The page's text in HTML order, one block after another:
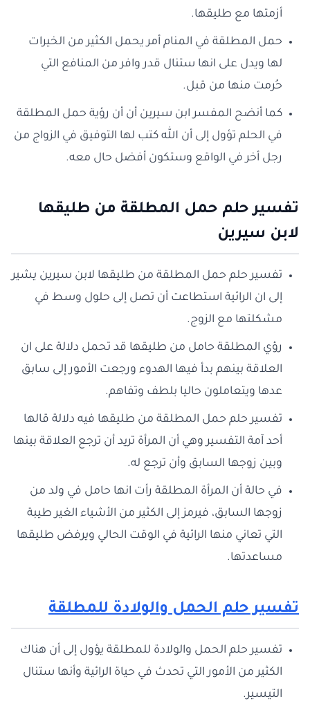
أزمتها مع طليقها.
حمل المطلقة في المنام أمر يحمل الكثير من الخيرات
لها ويدل على انها ستنال قدر وافر من المنافع التي
حُرمت منها من قبل.
كما أنضح المفسر ابن سيرين أن أن رؤية حمل المطلقة
في الحلم تؤول إلى أن الله كتب لها التوفيق في الزواج من
رجل أخر في الواقع وستكون أفضل حال معه.
تفسير حلم حمل المطلقة من طليقها
لابن سيرين
تفسير حلم حمل المطلقة من طليقها لابن سيرين يشير
إلى ان الرائية استطاعت أن تصل إلى حلول وسط في
مشكلتها مع الزوج.
رؤي المطلقة حامل من طليقها قد تحمل دلالة على ان
العلاقة بينهم بدأ فيها الهدوء ورجعت الأمور إلى سابق
عدها ويتعاملون حاليا بلطف وتفاهم.
تفسير حلم حمل المطلقة من طليقها فيه دلالة قالها
أحد آمة التفسير وهي أن المرأة تريد أن ترجع العلاقة بينها
وبين زوجها السابق وأن ترجع له.
في حالة أن المرأة المطلقة رأت انها حامل في ولد من
زوجها السابق، فيرمز إلى الكثير من الأشياء الغير طيبة
التي تعاني منها الرائية في الوقت الحالي ويرفض طليقها
مساعدتها.
تفسير حلم الحمل والولادة للمطلقة
تفسير حلم الحمل والولادة للمطلقة يؤول إلى أن هناك
الكثير من الأمور التي تحدث في حياة الرائية وأنها ستنال
التيسير.